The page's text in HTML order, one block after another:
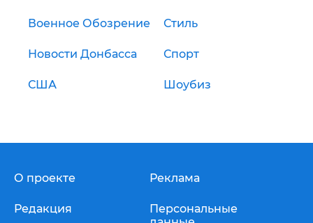
Военное Обозрение Стиль
Новости Донбасса Спорт
США Шоубиз
О проекте
Редакция
Реклама
Персональные